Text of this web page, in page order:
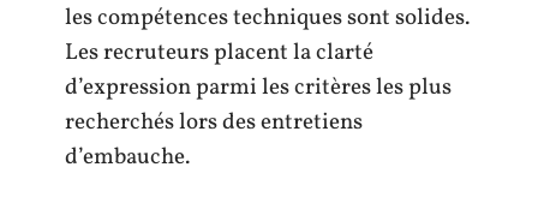
les compétences techniques sont solides.
Les recruteurs placent la clarté
d’expression parmi les critères les plus
recherchés lors des entretiens
d’embauche.